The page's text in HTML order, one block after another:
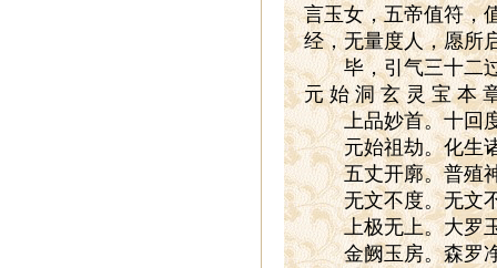
言玉女，五帝值符，
经，无量度人，愿所
毕，引气三十二过
元 始 洞 玄 灵 宝 本
上品妙首。十回度
元始祖劫。化生诸
五丈开廓。普殖神
无文不度。无文不
上极无上。大罗玉
金阙玉房。森罗净